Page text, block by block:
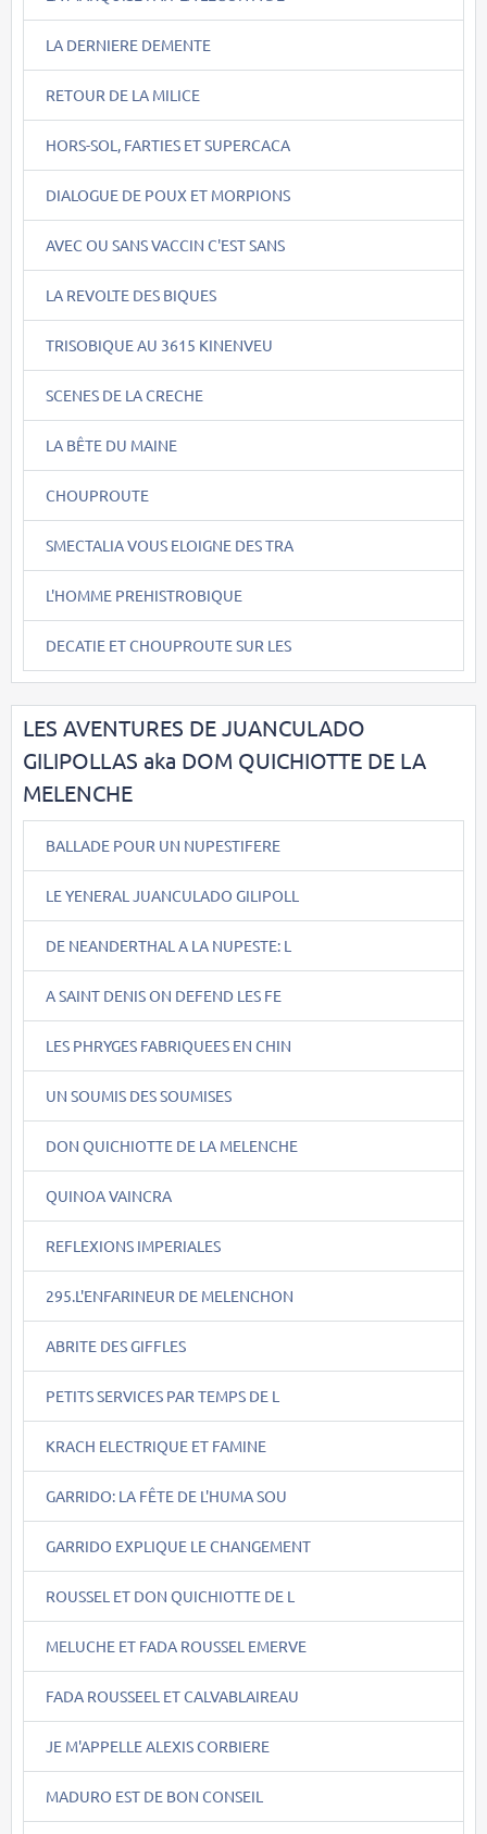
LA DERNIERE DEMENTE
RETOUR DE LA MILICE
HORS-SOL, FARTIES ET SUPERCACA
DIALOGUE DE POUX ET MORPIONS
AVEC OU SANS VACCIN C'EST SANS
LA REVOLTE DES BIQUES
TRISOBIQUE AU 3615 KINENVEU
SCENES DE LA CRECHE
LA BÊTE DU MAINE
CHOUPROUTE
SMECTALIA VOUS ELOIGNE DES TRA
L'HOMME PREHISTROBIQUE
DECATIE ET CHOUPROUTE SUR LES
LES AVENTURES DE JUANCULADO
GILIPOLLAS aka DOM QUICHIOTTE DE LA
MELENCHE
BALLADE POUR UN NUPESTIFERE
LE YENERAL JUANCULADO GILIPOLL
DE NEANDERTHAL A LA NUPESTE: L
A SAINT DENIS ON DEFEND LES FE
LES PHRYGES FABRIQUEES EN CHIN
UN SOUMIS DES SOUMISES
DON QUICHIOTTE DE LA MELENCHE
QUINOA VAINCRA
REFLEXIONS IMPERIALES
295.L'ENFARINEUR DE MELENCHON
ABRITE DES GIFFLES
PETITS SERVICES PAR TEMPS DE L
KRACH ELECTRIQUE ET FAMINE
GARRIDO: LA FÊTE DE L'HUMA SOU
GARRIDO EXPLIQUE LE CHANGEMENT
ROUSSEL ET DON QUICHIOTTE DE L
MELUCHE ET FADA ROUSSEL EMERVE
FADA ROUSSEEL ET CALVABLAIREAU
JE M'APPELLE ALEXIS CORBIERE
MADURO EST DE BON CONSEIL